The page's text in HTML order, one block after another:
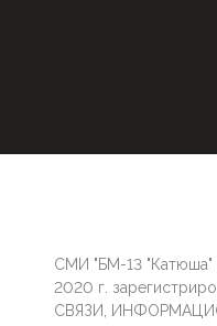
СМИ "БМ-13 "Катюша"
2020 г.
СВЯЗИ,